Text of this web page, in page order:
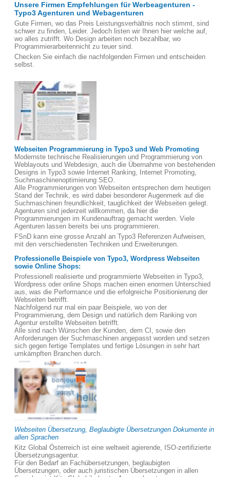
Unsere Firmen Empfehlungen für Werbeagenturen -
Typo3 Agenturen und Webagenturen
Gute Firmen, wo das Preis Leistungsverhältnis noch stimmt, sind
schwer zu finden, Leider. Jedoch listen wir Ihnen hier welche auf,
wo alles zutrifft. Wo Design arbeiten noch bezahlbar, wo
Programmierarbeitennicht zu teuer sind.
Checken Sie einfach die nachfolgenden Firmen und entscheiden
selbst.
Webseiten Programmierung in Typo3 und Web Promoting
Modernste technische Realisierungen und Programmierung von
Weblayouts und Webdesign, auch die Übernahme von bestehenden
Designs in Typo3 sowie Internet Ranking, Internet Promoting,
Suchmaschinenoptimierung SEO.
Alle Programmierungen von Webseiten entsprechen dem heutigen
Stand der Technik, es wird dabei besonderer Augenmerk auf die
Suchmaschinen freundlichkeit, tauglichkeit der Webseiten gelegt.
Agenturen sind jederzeit willkommen, da hier die
Programmierungen im Kundenauftrag gemacht werden. Viele
Agenturen lassen bereits bei uns programmieren.
FSnD kann eine grosse Anzahl an Typo3 Referenzen Aufweisen,
mit den verschiedensten Techniken und Erweiterungen.
Professionelle Beispiele von Typo3, Wordpress Webseiten
sowie Online Shops:
Professionell realisierte und programmierte Webseiten in Typo3,
Wordpress oder online Shops machen einen enormen Unterschied
aus, was die Performance und die erfolgreiche Positionierung der
Webseiten betrifft.
Nachfolgend nur mal ein paar Beispiele, wo von der
Programmierung, dem Design und natürlich dem Ranking von
Agentur erstellte Webseiten betrifft.
Alle sind nach Wünschen der Kunden, dem CI, sowie den
Anforderungen der Suchmaschinen angepasst worden und setzen
sich gegen fertige Templates und fertige Lösungen in sehr hart
umkämpften Branchen durch.
Webseiten Übersetzung, Beglaubigte Übersetzungen Dokumente in
allen Sprachen
Kitz Global Österreich ist eine weltweit agierende, ISO-zertifizierte
Übersetzungsagentur.
Für den Bedarf an Fachübersetzungen, beglaubigten
Übersetzungen, oder auch juristischen Übersetzungen in allen